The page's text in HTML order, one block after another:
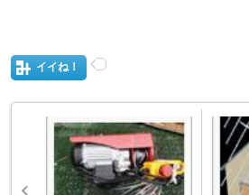
イイね！